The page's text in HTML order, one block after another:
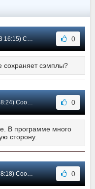
#359 0
сохраняет сэмплы?
#358 0
В программе много
сторону.
#357 0